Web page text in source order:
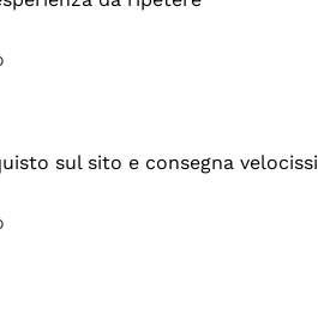
sul sito e consegna